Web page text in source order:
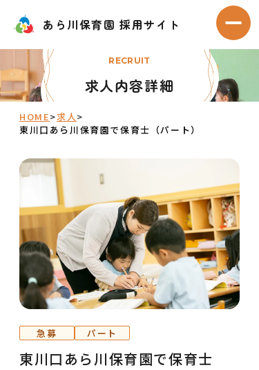
あら川保育園 採用サイト メニ
あら川保育園 採用サイト
RECRUIT
求人内容詳細
HOME>求人>
東川口あら川保育園で保育士（パート）
急募 パート
東川口あら川保育園で保育士